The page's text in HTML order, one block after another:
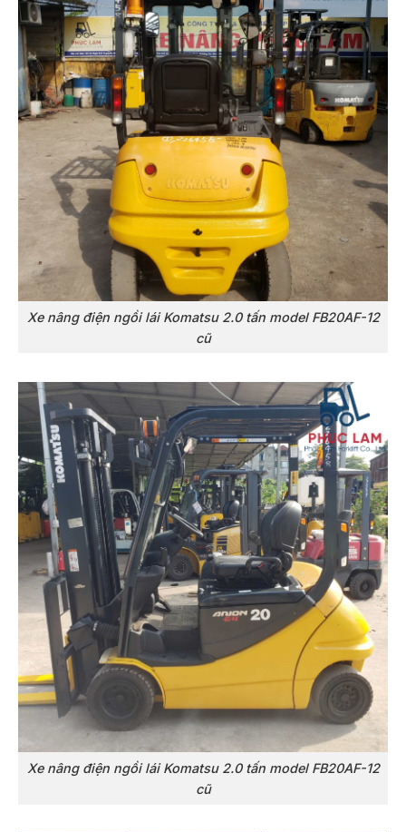
Xe nâng điện ngồi lái Komatsu 2.0 tấn model FB20AF-12
cũ
Xe nâng điện ngồi lái Komatsu 2.0 tấn model FB20AF-12
cũ